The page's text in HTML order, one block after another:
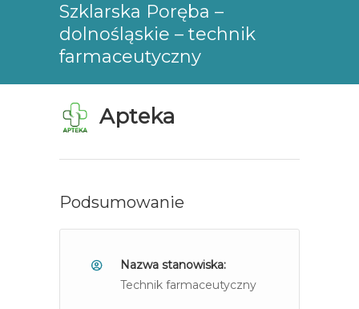
Szklarska Poręba –
dolnośląskie – technik
farmaceutyczny
Apteka
Podsumowanie
Nazwa stanowiska:
Technik farmaceutyczny